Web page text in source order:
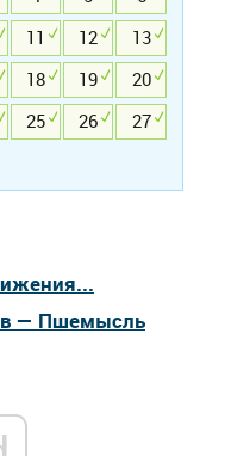
11 12
13
18 19
20
25 26
27
— Пшемысль